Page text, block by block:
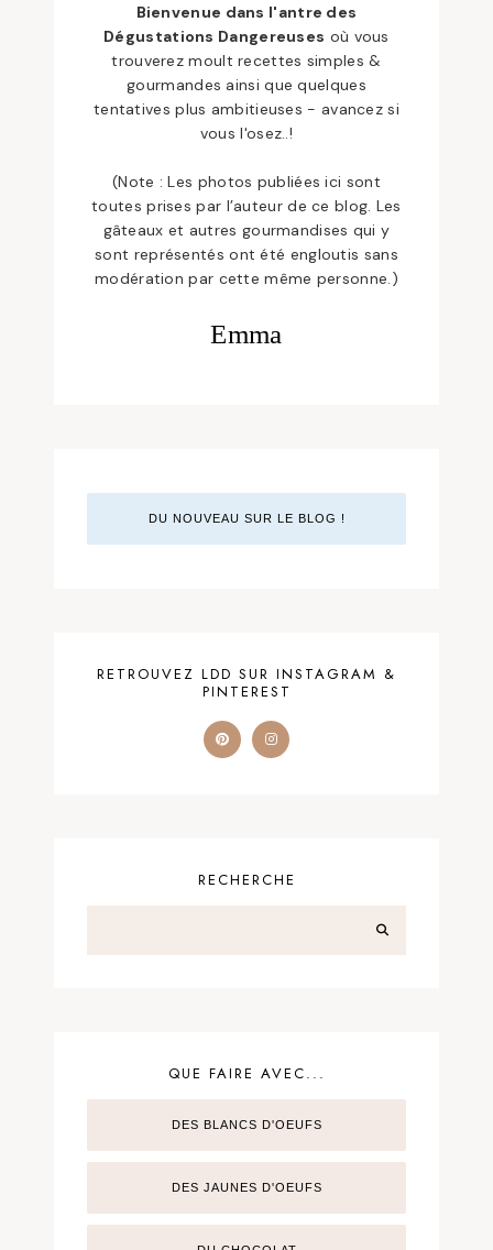
Bienvenue dans l'antre des
Dégustations Dangereuses où vous
trouverez moult recettes simples &
gourmandes ainsi que quelques
tentatives plus ambitieuses - avancez si
vous l'osez..!
(Note : Les photos publiées ici sont
toutes prises par l’auteur de ce blog. Les
gâteaux et autres gourmandises qui y
sont représentés ont été engloutis sans
modération par cette même personne.)
Emma
DU NOUVEAU SUR LE BLOG !
RETROUVEZ LDD SUR INSTAGRAM &
PINTEREST
RECHERCHE
QUE FAIRE AVEC...
DES BLANCS D'OEUFS
DES JAUNES D'OEUFS